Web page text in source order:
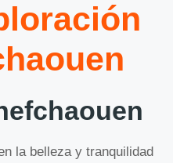
la belleza y tranquilidad